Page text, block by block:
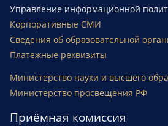
Управление информационной
Корпоративные СМИ
Сведения об образовательной
Платежные реквизиты
Министерство науки и высшего
Министерство просвещения РФ
Приёмная комиссия